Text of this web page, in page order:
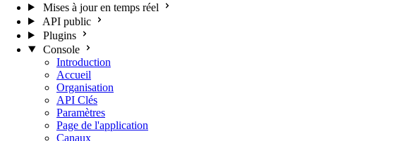
Mises à jour en temps réel
API public
Plugins
Console
Introduction
Accueil
Organisation
API Clés
Paramètres
Page de l'application
Canaux